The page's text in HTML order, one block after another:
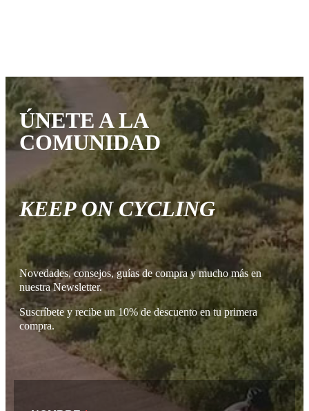
ÚNETE A LA
COMUNIDAD
KEEP ON CYCLING
Novedades, consejos, guías de compra y mucho más en
nuestra Newsletter.
Suscríbete y recibe un 10% de descuento en tu primera
compra.